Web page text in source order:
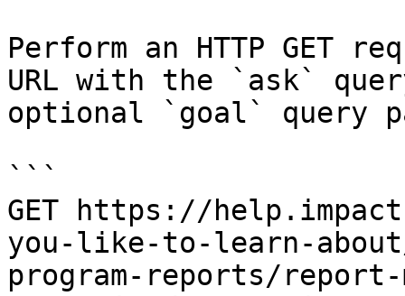
Perform an HTTP GET
URL with the `ask`
optional `goal` query
```
GET https://
you-like-to-learn-
program-reports/report-